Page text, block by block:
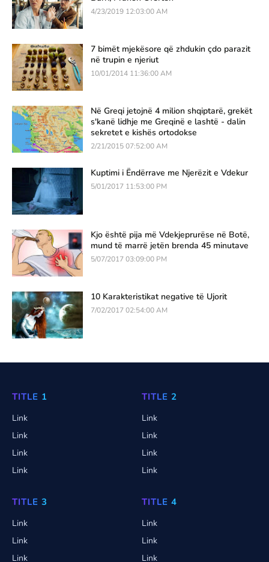
4/23/2019 12:03:00 AM
7 bimët mjekësore që zhdukin çdo parazit
në trupin e njeriut
10/01/2014 11:36:00 AM
Në Greqi jetojnë 4 milion shqiptarë, grekët
s'kanë lidhje me Greqinë e lashtë - dalin
sekretet e kishës ortodokse
2/21/2015 07:52:00 AM
Kuptimi i Ëndërrave me Njerëzit e Vdekur
5/01/2017 11:53:00 PM
Kjo është pija më Vdekjeprurëse në Botë,
mund të marrë jetën brenda 45 minutave
5/07/2017 03:09:00 PM
10 Karakteristikat negative të Ujorit
7/02/2017 02:54:00 AM
TITLE 1
Link
Link
Link
Link
TITLE 2
Link
Link
Link
Link
TITLE 3
Link
Link
Link
TITLE 4
Link
Link
Link